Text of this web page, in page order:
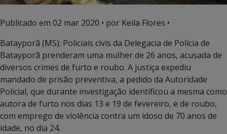
Publicado em 02 mar 2020 • por Keila Flores •
Batayporã (MS): Policiais civis da Delegacia de Polícia de
Batayporã prenderam uma mulher de 26 anos, acusada de
diversos crimes de furto e roubo. A justiça expediu
mandado de prisão preventiva, a pedido da Autoridade
Policial, que durante investigação identificou a mesma como
autora de furto nos dias 13 e 19 de fevereiro, e de roubo,
com emprego de violência contra um idoso de 70 anos de
idade, no dia 24.